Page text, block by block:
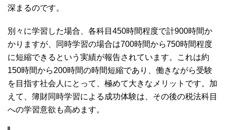
深まるのです。
別々に学習した場合、各科目450時間程度で計900時間か
かりますが、同時学習の場合は700時間から750時間程度
に短縮できるという実績が報告されています。これは約
150時間から200時間の時間短縮であり、働きながら受験
を目指す社会人にとって、極めて大きなメリットです。加
えて、簿財同時学習による成功体験は、その後の税法科目
への学習意欲も高めます。